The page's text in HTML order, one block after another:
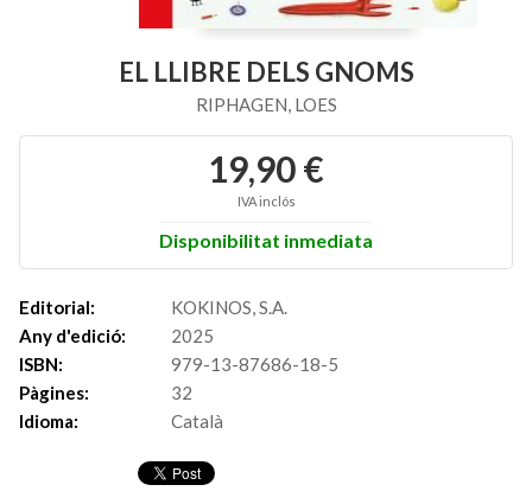
EL LLIBRE DELS GNOMS
RIPHAGEN, LOES
19,90 €
IVA inclós
Disponibilitat inmediata
Editorial:
KOKINOS, S.A.
Any d'edició:
2025
ISBN:
979-13-87686-18-5
Pàgines:
32
Idioma:
Català